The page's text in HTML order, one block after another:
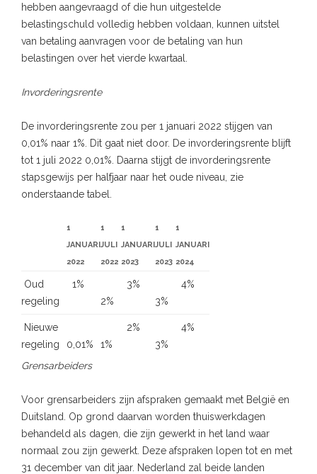
hebben aangevraagd of die hun uitgestelde
belastingschuld volledig hebben voldaan, kunnen uitstel
van betaling aanvragen voor de betaling van hun
belastingen over het vierde kwartaal.
Invorderingsrente
De invorderingsrente zou per 1 januari 2022 stijgen van
0,01% naar 1%. Dit gaat niet door. De invorderingsrente blijft
tot 1 juli 2022 0,01%. Daarna stijgt de invorderingsrente
stapsgewijs per halfjaar naar het oude niveau, zie
onderstaande tabel.
1
JANUARI
2022
1
JULI
2022
1
JANUARI
2023
1
JULI
2023
1
JANUARI
2024
Oud
regeling
1%
2%
3%
3%
4%
Nieuwe
regeling
0,01% 1%
2%
3%
4%
Grensarbeiders
Voor grensarbeiders zijn afspraken gemaakt met België en
Duitsland. Op grond daarvan worden thuiswerkdagen
behandeld als dagen, die zijn gewerkt in het land waar
normaal zou zijn gewerkt. Deze afspraken lopen tot en met
31 december van dit jaar. Nederland zal beide landen